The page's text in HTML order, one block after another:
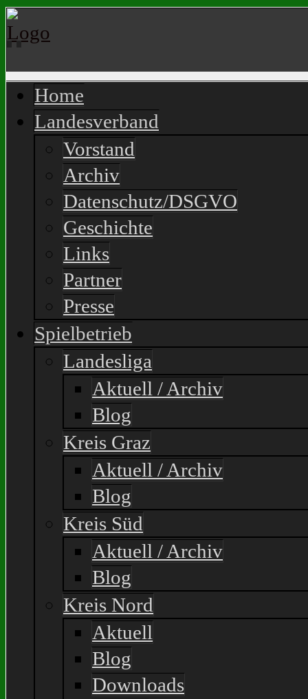
Home
Landesverband
Vorstand
Archiv
Datenschutz/DSGVO
Geschichte
Links
Partner
Presse
Spielbetrieb
Landesliga
Aktuell / Archiv
Blog
Kreis Graz
Aktuell / Archiv
Blog
Kreis Süd
Aktuell / Archiv
Blog
Kreis Nord
Aktuell
Blog
Downloads